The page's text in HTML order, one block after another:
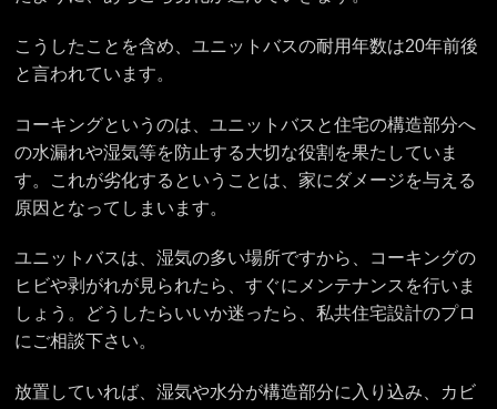
こうしたことを含め、ユニットバスの耐用年数は20年前後
と言われています。
コーキングというのは、ユニットバスと住宅の構造部分へ
の水漏れや湿気等を防止する大切な役割を果たしていま
す。これが劣化するということは、家にダメージを与える
原因となってしまいます。
ユニットバスは、湿気の多い場所ですから、コーキングの
ヒビや剥がれが見られたら、すぐにメンテナンスを行いま
しょう。どうしたらいいか迷ったら、私共住宅設計のプロ
にご相談下さい。
放置していれば、湿気や水分が構造部分に入り込み、カビ